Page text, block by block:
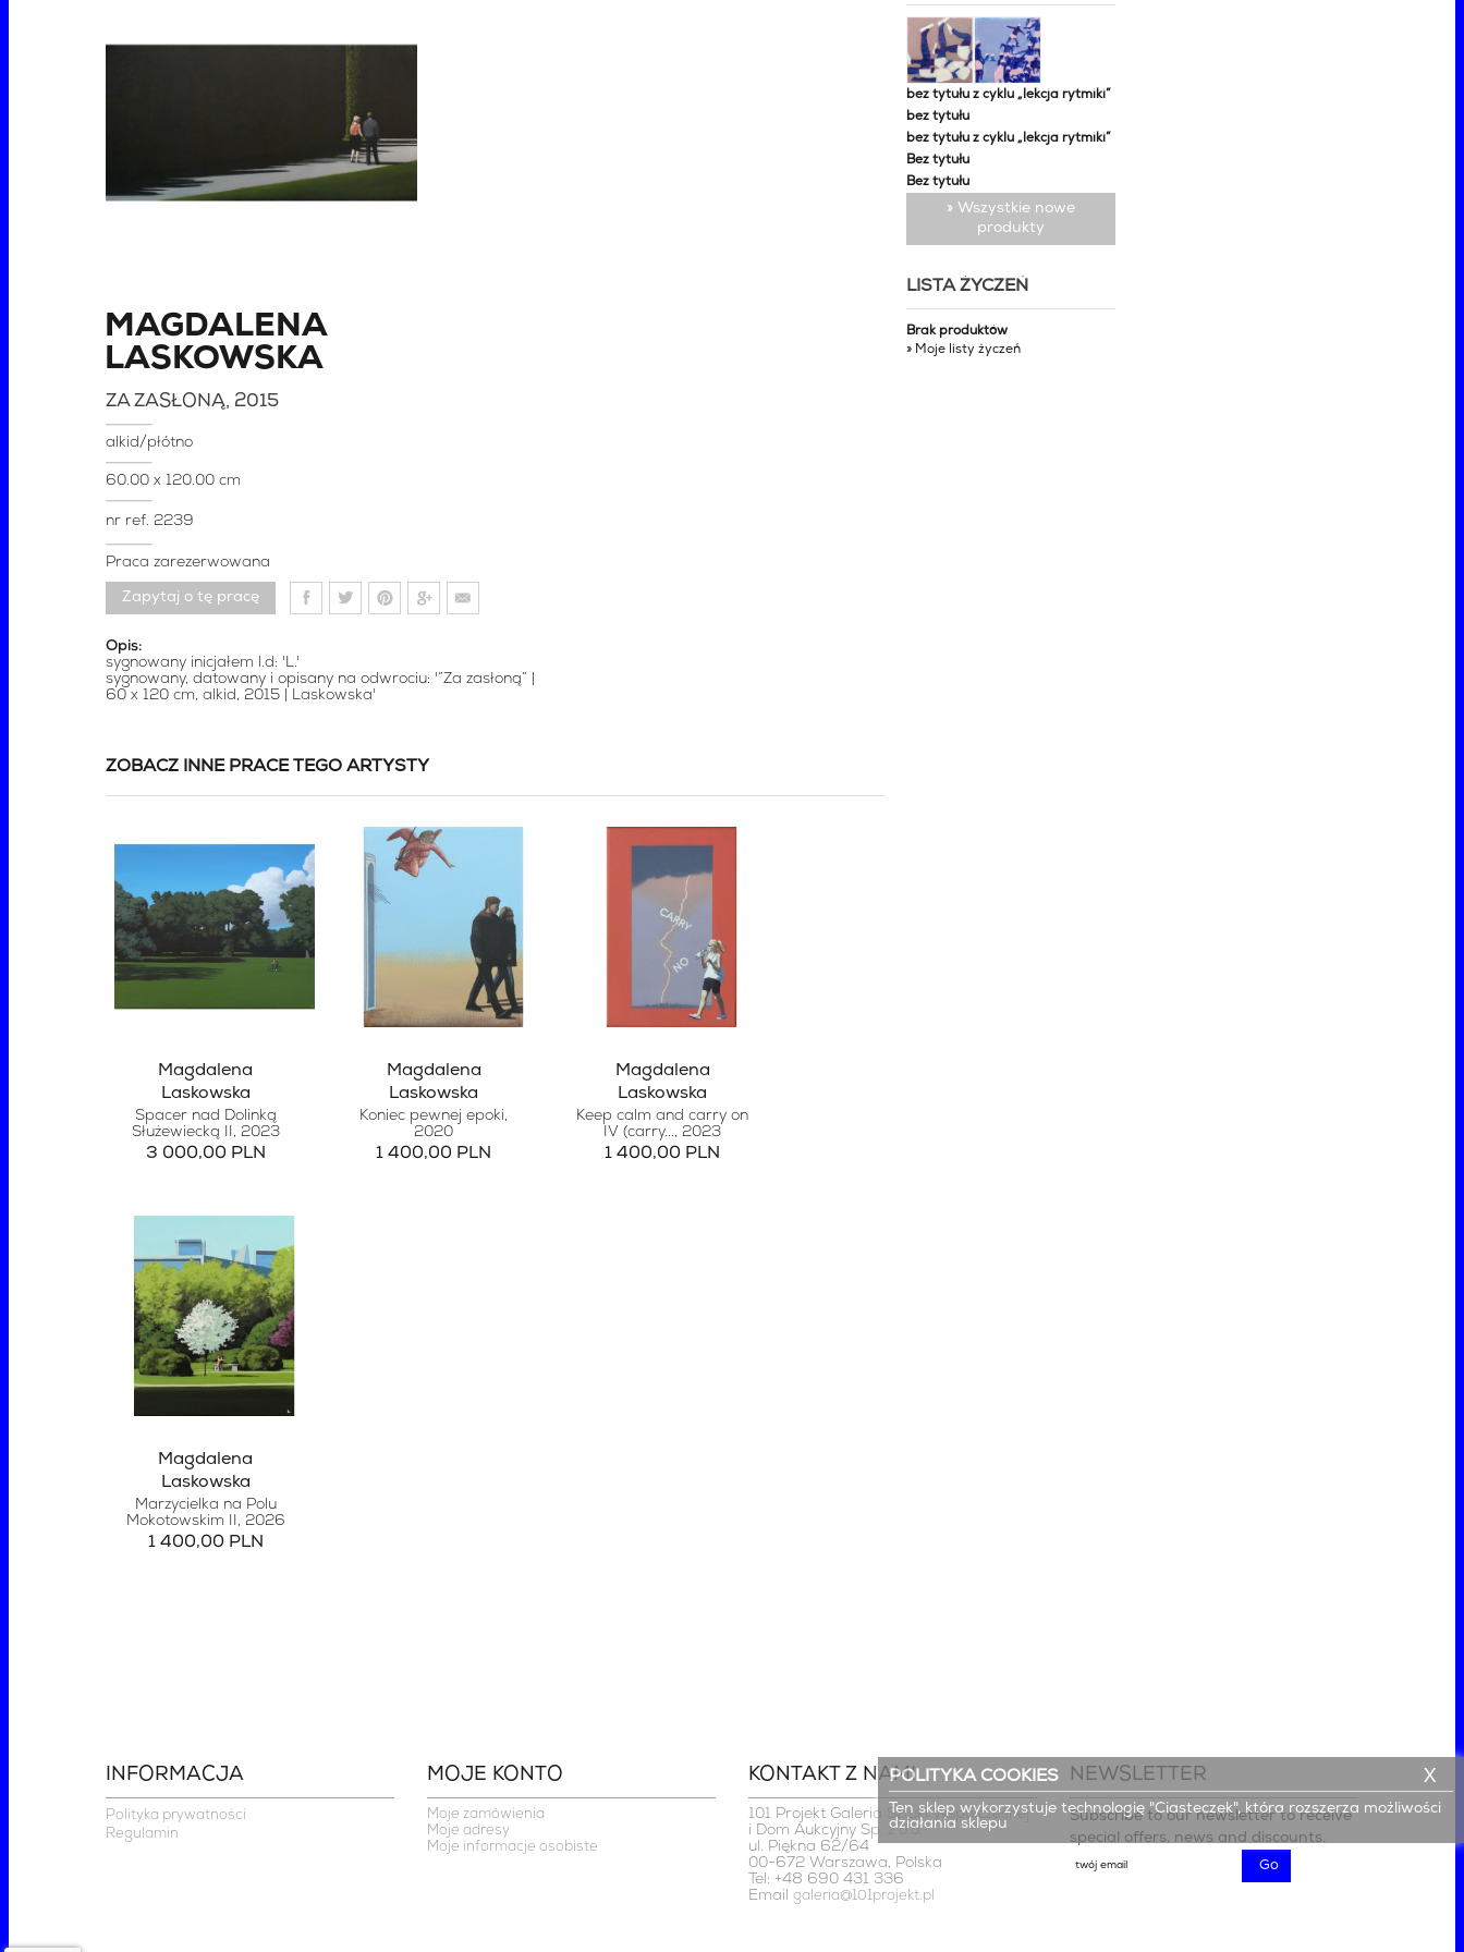
MAGDALENA
LASKOWSKA
ZA ZASŁONĄ, 2015
alkid/płótno
60.00 x 120.00 cm
nr ref. 2239
Praca zarezerwowana
Zapytaj o tę pracę
Opis:
sygnowany inicjałem l.d: 'L.'
sygnowany, datowany i opisany na odwrociu: '”Za zasłoną” |
60 x 120 cm, alkid, 2015 | Laskowska'
ZOBACZ INNE PRACE TEGO ARTYSTY
Magdalena
Laskowska
Spacer nad Dolinką
Służewiecką II , 2023
3 000,00 PLN
Magdalena
Laskowska
Koniec pewnej epoki,
2020
1 400,00 PLN
Magdalena
Laskowska
Keep calm and carry on
IV (carry..., 2023
1 400,00 PLN
Magdalena
Laskowska
Marzycielka na Polu
Mokotowskim II , 2026
1 400,00 PLN
bez tytułu z cyklu „lekcja rytmiki”
bez tytułu
bez tytułu z cyklu „lekcja rytmiki”
Bez tytułu
Bez tytułu
» Wszystkie nowe
produkty
LISTA ŻYCZEŃ
Brak produktów
» Moje listy życzeń
INFORMACJA
Polityka prywatności
Regulamin
MOJE KONTO
Moje zamówienia
Moje adresy
Moje informacje osobiste
KONTAKT Z NAMI
101 Projekt Galeria Sztuki Współczesnej
i Dom Aukcyjny Sp. z o.o.
ul. Piękna 62/64
00-672 Warszawa, Polska
Tel: +48 690 431 336
Email galeria@101projekt.pl
NEWSLETTER
Subscribe to our newsletter to receive
special offers, news and discounts.
POLITYKA COOKIES
Ten sklep wykorzystuje technologię "Ciasteczek", która rozszerza możliwości
działania sklepu
X